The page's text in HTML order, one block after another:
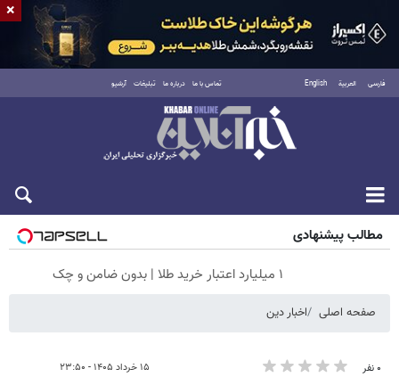
فارسی العربية English تماس با ما درباره ما تبلیغات آرشیو
پنجشنبه ۱۵ مرداد ۱۴۰۵
مطالب پیشنهادی
۱ میلیارد اعتبار خرید طلا | بدون ضامن و چک
صفحه اصلی اخبار دین
۰ نفر ۱۵ خرداد ۱۴۰۵ - ۲۳:۵۰
×